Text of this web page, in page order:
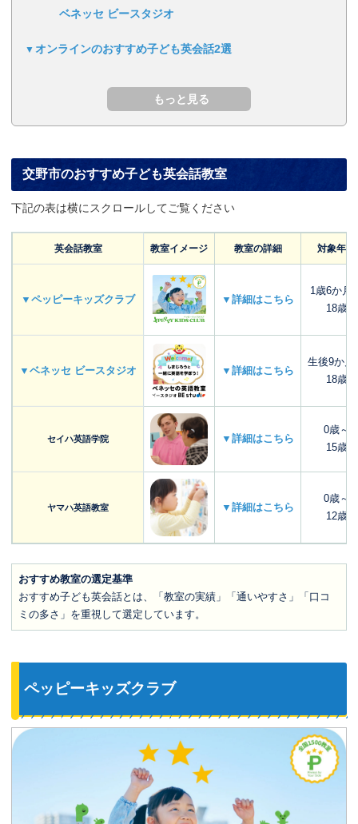
ベネッセ ビースタジオ
オンラインのおすすめ子ども英会話2選
交野市のおすすめ子ども英会話教室
下記の表は横にスクロールしてご覧ください
英会話教室 教室イメージ 教室の詳細 対象年齢
▼ペッピーキッズクラブ ▼詳細はこちら
1歳6か月
18歳
▼ベネッセ ビースタジオ ▼詳細はこちら
生後9か月
18歳
セイハ英語学院 ▼詳細はこちら
0歳～
15歳
ヤマハ英語教室 ▼詳細はこちら
0歳～
12歳
おすすめ教室の選定基準
おすすめ子ども英会話とは、「教室の実績」「通いやすさ」「口コ
ミの多さ」を重視して選定しています。
ペッピーキッズクラブ